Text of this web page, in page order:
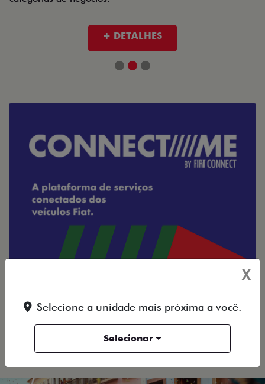
+ DETALHES
X
Selecione a unidade mais próxima a você.
Selecionar